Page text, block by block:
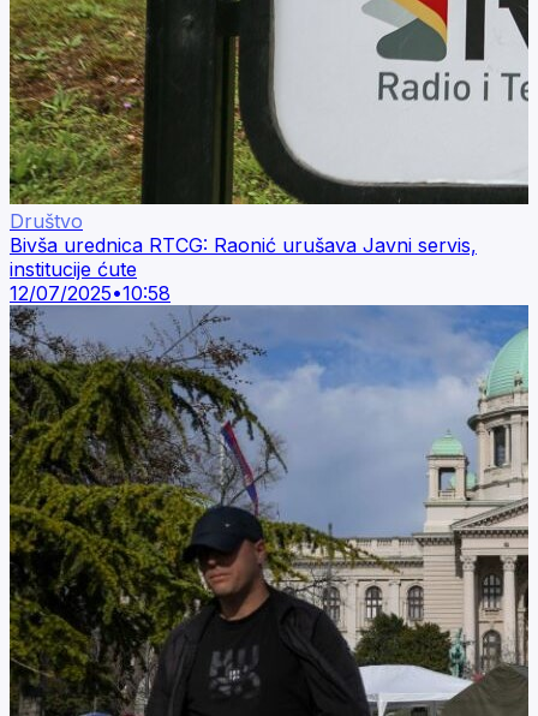
Društvo
Bivša urednica RTCG: Raonić urušava Javni servis,
institucije ćute
12/07/2025•10:58